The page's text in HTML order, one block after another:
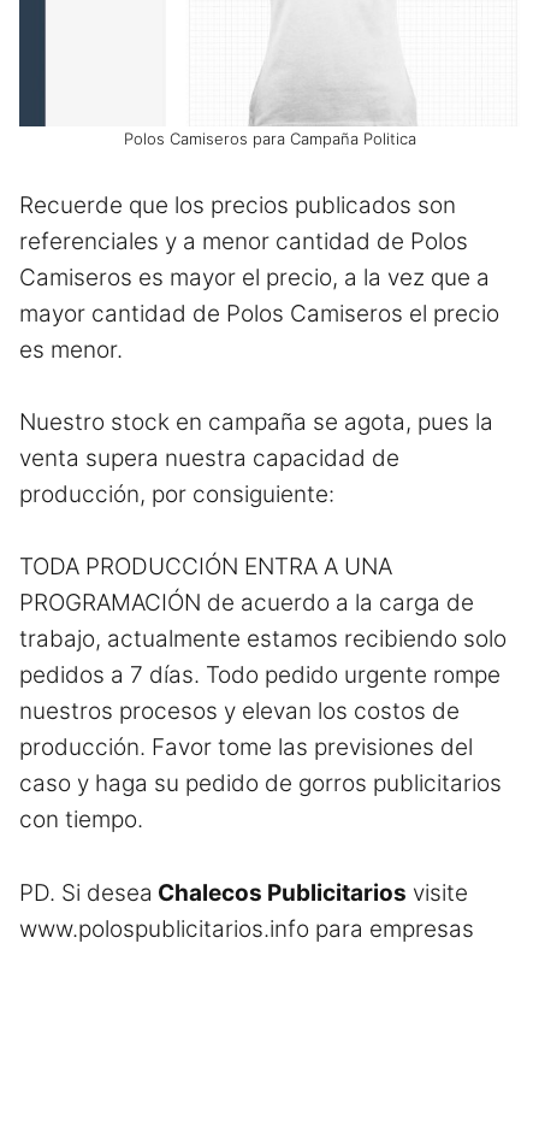
Polos Camiseros para Campaña Politica
Recuerde que los precios publicados son
referenciales y a menor cantidad de Polos
Camiseros es mayor el precio, a la vez que a
mayor cantidad de Polos Camiseros el precio
es menor.
Nuestro stock en campaña se agota, pues la
venta supera nuestra capacidad de
producción, por consiguiente:
TODA PRODUCCIÓN ENTRA A UNA
PROGRAMACIÓN de acuerdo a la carga de
trabajo, actualmente estamos recibiendo solo
pedidos a 7 días. Todo pedido urgente rompe
nuestros procesos y elevan los costos de
producción. Favor tome las previsiones del
caso y haga su pedido de gorros publicitarios
con tiempo.
PD. Si desea Chalecos Publicitarios visite
www.polospublicitarios.info para empresas